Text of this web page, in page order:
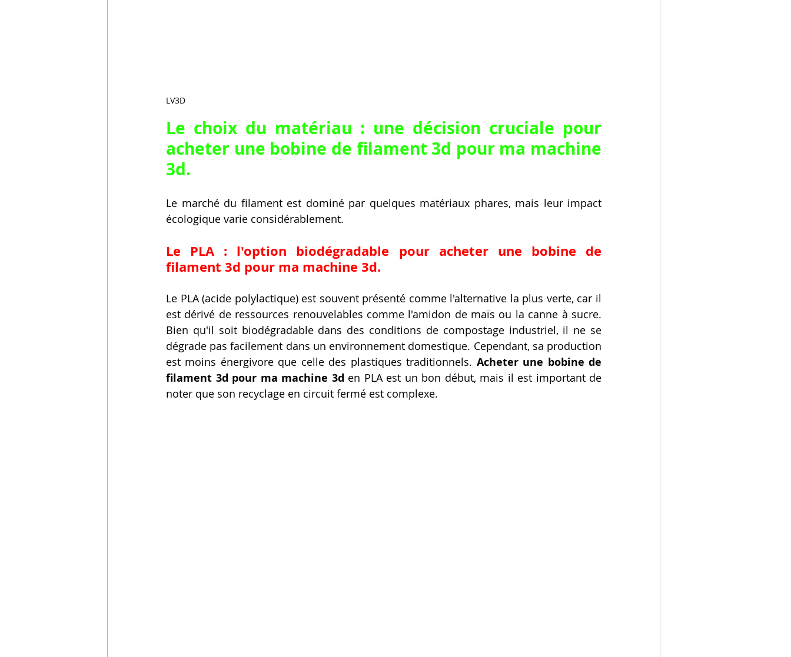
LV3D
Le choix du matériau : une décision cruciale pour
acheter une bobine de filament 3d pour ma machine
3d.
Le marché du filament est dominé par quelques matériaux phares, mais leur impact
écologique varie considérablement.
Le PLA : l'option biodégradable pour acheter une bobine de
filament 3d pour ma machine 3d.
Le PLA (acide polylactique) est souvent présenté comme l'alternative la plus verte, car il
est dérivé de ressources renouvelables comme l'amidon de maïs ou la canne à sucre.
Bien qu'il soit biodégradable dans des conditions de compostage industriel, il ne se
dégrade pas facilement dans un environnement domestique. Cependant, sa production
est moins énergivore que celle des plastiques traditionnels. Acheter une bobine de
filament 3d pour ma machine 3d en PLA est un bon début, mais il est important de
noter que son recyclage en circuit fermé est complexe.